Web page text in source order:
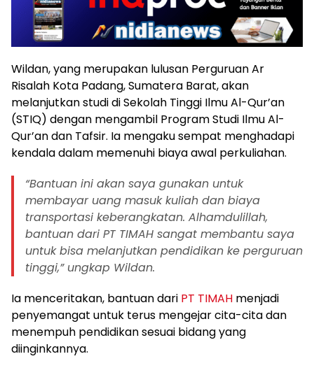
Wildan, yang merupakan lulusan Perguruan Ar
Risalah Kota Padang, Sumatera Barat, akan
melanjutkan studi di Sekolah Tinggi Ilmu Al-Qur’an
(STIQ) dengan mengambil Program Studi Ilmu Al-
Qur’an dan Tafsir. Ia mengaku sempat menghadapi
kendala dalam memenuhi biaya awal perkuliahan.
“Bantuan ini akan saya gunakan untuk
membayar uang masuk kuliah dan biaya
transportasi keberangkatan. Alhamdulillah,
bantuan dari PT TIMAH sangat membantu saya
untuk bisa melanjutkan pendidikan ke perguruan
tinggi,” ungkap Wildan.
Ia menceritakan, bantuan dari PT TIMAH menjadi
penyemangat untuk terus mengejar cita-cita dan
menempuh pendidikan sesuai bidang yang
diinginkannya.